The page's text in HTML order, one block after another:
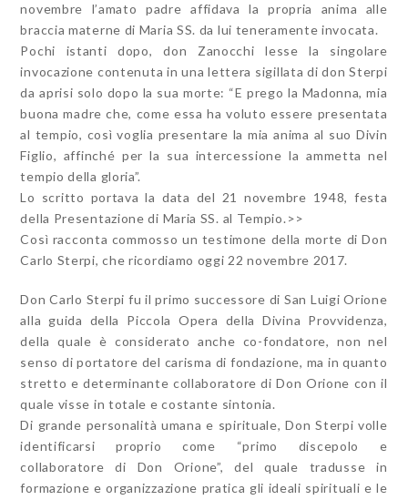
novembre l’amato padre affidava la propria anima alle
braccia materne di Maria SS. da lui teneramente invocata.
Pochi istanti dopo, don Zanocchi lesse la singolare
invocazione contenuta in una lettera sigillata di don Sterpi
da aprisi solo dopo la sua morte: “E prego la Madonna, mia
buona madre che, come essa ha voluto essere presentata
al tempio, così voglia presentare la mia anima al suo Divin
Figlio, affinché per la sua intercessione la ammetta nel
tempio della gloria”.
Lo scritto portava la data del 21 novembre 1948, festa
della Presentazione di Maria SS. al Tempio.>>
Così racconta commosso un testimone della morte di Don
Carlo Sterpi, che ricordiamo oggi 22 novembre 2017.
Don Carlo Sterpi fu il primo successore di San Luigi Orione
alla guida della Piccola Opera della Divina Provvidenza,
della quale è considerato anche co-fondatore, non nel
senso di portatore del carisma di fondazione, ma in quanto
stretto e determinante collaboratore di Don Orione con il
quale visse in totale e costante sintonia.
Di grande personalità umana e spirituale, Don Sterpi volle
identificarsi proprio come “primo discepolo e
collaboratore di Don Orione”, del quale tradusse in
formazione e organizzazione pratica gli ideali spirituali e le